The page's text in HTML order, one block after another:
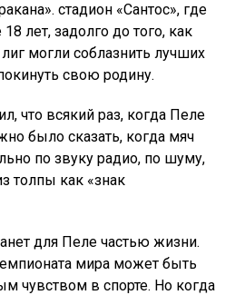
стадион «Сантос», где
лет, задолго до того, как
могли соблазнить лучших
свою родину.
что всякий раз, когда Пеле
было сказать, когда мяч
по звуку радио, по шуму,
толпы как «знак
для Пеле частью жизни.
мира может быть
чувством в спорте. Но когда